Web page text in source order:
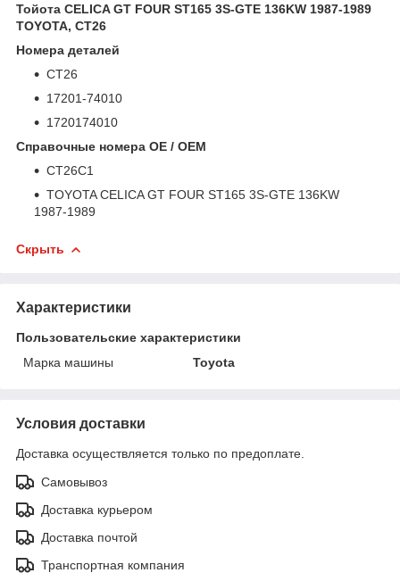
Тойота CELICA GT FOUR ST165 3S-GTE 136KW 1987-1989
TOYOTA, CT26
Номера деталей
CT26
17201-74010
1720174010
Справочные номера OE / OEM
CT26C1
TOYOTA CELICA GT FOUR ST165 3S-GTE 136KW
1987-1989
Скрыть
Характеристики
Пользовательские характеристики
Марка машины
Toyota
Условия доставки
Доставка осуществляется только по предоплате.
Самовывоз
Доставка курьером
Доставка почтой
Транспортная компания